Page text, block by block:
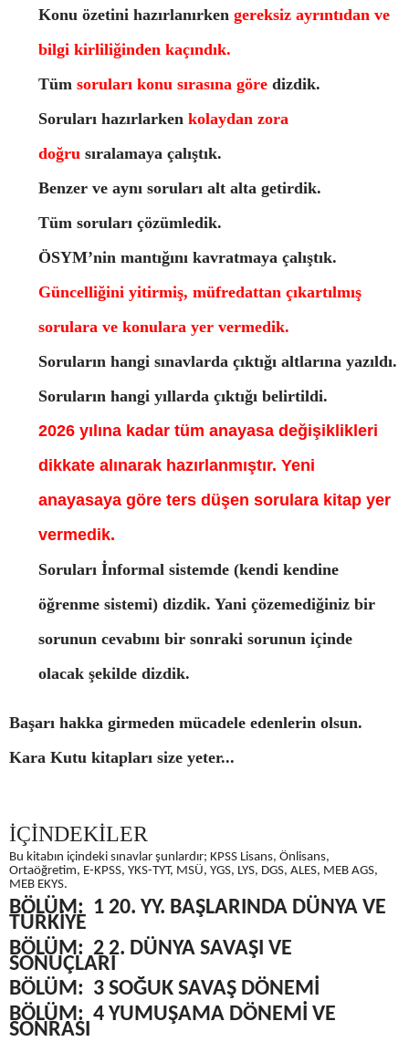
Konu özetini hazırlanırken gereksiz ayrıntıdan ve
bilgi kirliliğinden kaçındık.
Tüm soruları konu sırasına göre dizdik.
Soruları hazırlarken kolaydan zora
doğru sıralamaya çalıştık.
Benzer ve aynı soruları alt alta getirdik.
Tüm soruları çözümledik.
ÖSYM’nin mantığını kavratmaya çalıştık.
Güncelliğini yitirmiş, müfredattan çıkartılmış
sorulara ve konulara yer vermedik.
Soruların hangi sınavlarda çıktığı altlarına yazıldı.
Soruların hangi yıllarda çıktığı belirtildi.
2026 yılına kadar tüm anayasa değişiklikleri
dikkate alınarak hazırlanmıştır. Yeni
anayasaya göre ters düşen sorulara kitap yer
vermedik.
Soruları İnformal sistemde (kendi kendine
öğrenme sistemi) dizdik. Yani çözemediğiniz bir
sorunun cevabını bir sonraki sorunun içinde
olacak şekilde dizdik.
Başarı hakka girmeden mücadele edenlerin olsun.
Kara Kutu kitapları size yeter...
İÇİNDEKİLER
Bu kitabın içindeki sınavlar şunlardır; KPSS Lisans, Önlisans,
Ortaöğretim, E-KPSS, YKS-TYT, MSÜ, YGS, LYS, DGS, ALES, MEB AGS,
MEB EKYS.
BÖLÜM: 1 20. YY. BAŞLARINDA DÜNYA VE
TÜRKİYE
BÖLÜM: 2 2. DÜNYA SAVAŞI VE
SONUÇLARI
BÖLÜM: 3 SOĞUK SAVAŞ DÖNEMİ
BÖLÜM: 4 YUMUŞAMA DÖNEMİ VE
SONRASI